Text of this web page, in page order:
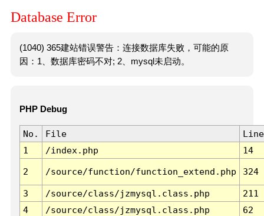
Database Error
(1040) 365建站错误警告：连接数据库失败，可能的原
因：1、数据库密码不对; 2、mysql未启动。
PHP Debug
No. File
Line
1
/index.php 14
2 /source/function/function_extend.php 324
3 /source/class/jzmysql.class.php
211
4
/source/class/jzmysql.class.php
62